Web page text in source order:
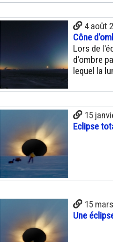
4 août
Cône
Lors de
d'ombre
lequel la
15
Eclipse
15
Une